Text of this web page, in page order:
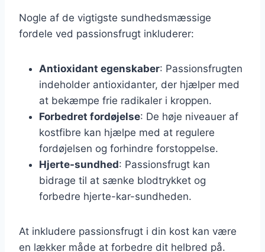
Nogle af de vigtigste sundhedsmæssige
fordele ved passionsfrugt inkluderer:
Antioxidant egenskaber: Passionsfrugten
indeholder antioxidanter, der hjælper med
at bekæmpe frie radikaler i kroppen.
Forbedret fordøjelse: De høje niveauer af
kostfibre kan hjælpe med at regulere
fordøjelsen og forhindre forstoppelse.
Hjerte-sundhed: Passionsfrugt kan
bidrage til at sænke blodtrykket og
forbedre hjerte-kar-sundheden.
At inkludere passionsfrugt i din kost kan være
en lækker måde at forbedre dit helbred på.